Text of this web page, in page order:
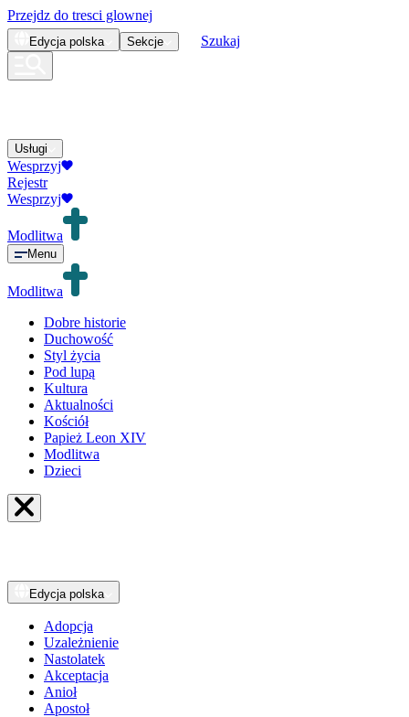
Przejdz do tresci glownej
Edycja polska Sekcje Szukaj
Usługi
Wesprzyj
Rejestr
Wesprzyj
Modlitwa
Menu
Modlitwa
Dobre historie
Duchowość
Styl życia
Pod lupą
Kultura
Aktualności
Kościół
Papież Leon XIV
Modlitwa
Dzieci
Edycja polska
Adopcja
Uzależnienie
Nastolatek
Akceptacja
Anioł
Apostoł